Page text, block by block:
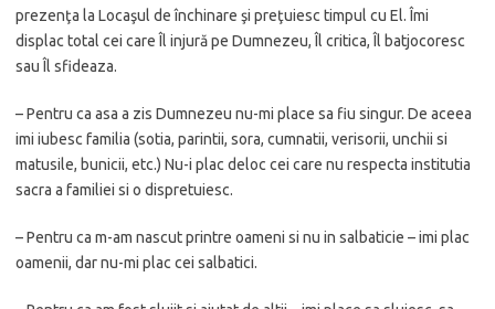
prezenţa la Locaşul de închinare şi preţuiesc timpul cu El. Îmi
displac total cei care Îl injură pe Dumnezeu, Îl critica, Îl batjocoresc
sau Îl sfideaza.
– Pentru ca asa a zis Dumnezeu nu-mi place sa fiu singur. De aceea
imi iubesc familia (sotia, parintii, sora, cumnatii, verisorii, unchii si
matusile, bunicii, etc.) Nu-i plac deloc cei care nu respecta institutia
sacra a familiei si o dispretuiesc.
– Pentru ca m-am nascut printre oameni si nu in salbaticie – imi plac
oamenii, dar nu-mi plac cei salbatici.